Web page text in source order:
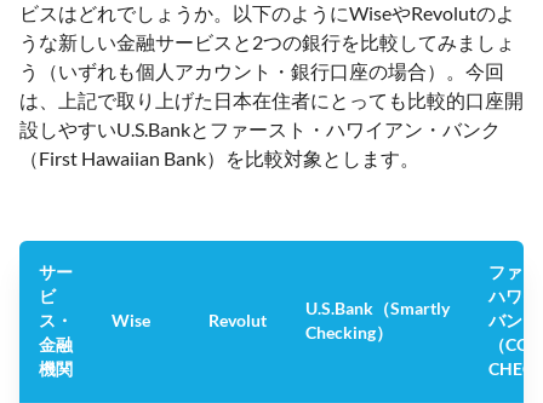
ビスはどれでしょうか。以下のようにWiseやRevolutのよ
うな新しい金融サービスと2つの銀行を比較してみましょ
う（いずれも個人アカウント・銀行口座の場合）。今回
は、上記で取り上げた日本在住者にとっても比較的口座開
設しやすいU.S.Bankとファースト・ハワイアン・バンク
（First Hawaiian Bank）を比較対象とします。
サー
ビ
ス・
金融
機関
Wise Revolut
U.S.Bank（Smartly
Checking）
ファ
ハワ
バンク
（